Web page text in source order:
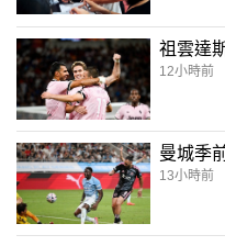
祖雲達
12小時前
曼城季
13小時前